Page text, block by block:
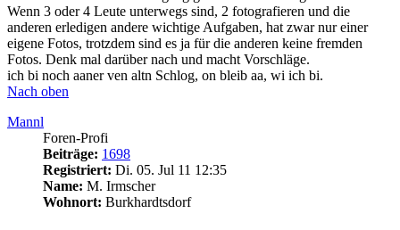
Wenn 3 oder 4 Leute unterwegs sind, 2 fotografieren und die
anderen erledigen andere wichtige Aufgaben, hat zwar nur einer
eigene Fotos, trotzdem sind es ja für die anderen keine fremden
Fotos. Denk mal darüber nach und macht Vorschläge.
ich bi noch aaner ven altn Schlog, on bleib aa, wi ich bi.
Nach oben
Mannl
Foren-Profi
Beiträge: 1698
Registriert: Di. 05. Jul 11 12:35
Name: M. Irmscher
Wohnort: Burkhardtsdorf